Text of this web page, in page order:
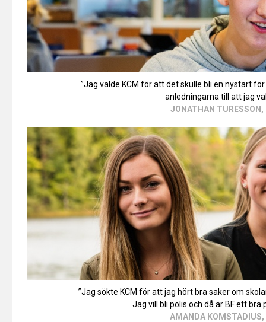
”Jag valde KCM för att det skulle bli en nystart
anledningarna till att jag
JONATHAN TURESSON,
”Jag sökte KCM för att jag hört bra saker om
Jag vill bli polis och då är BF ett bra
AMANDA KOMSTADIUS,